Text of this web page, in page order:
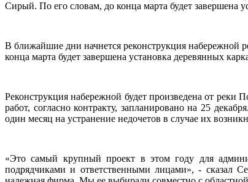
Сирый. По его словам, до конца марта будет завершена
В ближайшие дни начнется реконструкция набережной
конца марта будет завершена установка деревянных
Реконструкция набережной будет произведена от
работ, согласно контракту, запланировано на 25
один месяц на устранение недочетов в случае их
«Это самый крупный проект в этом году для
подрядчиками и ответственными лицами», - сказал